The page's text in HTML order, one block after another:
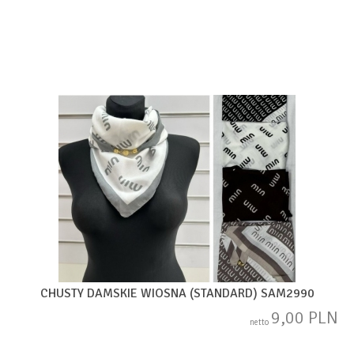
CHUSTY DAMSKIE WIOSNA (STANDARD) SAM2990
netto 9,00 PLN